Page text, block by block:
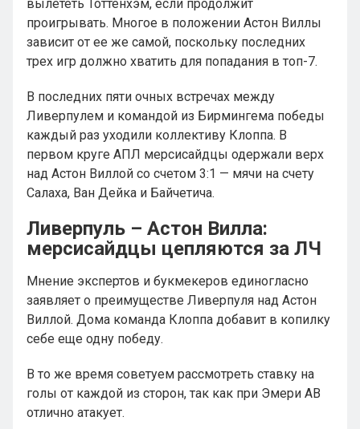
вылететь Тоттенхэм, если продолжит
проигрывать. Многое в положении Астон Виллы
зависит от ее же самой, поскольку последних
трех игр должно хватить для попадания в топ-7.
В последних пяти очных встречах между
Ливерпулем и командой из Бирмингема победы
каждый раз уходили коллективу Клоппа. В
первом круге АПЛ мерсисайдцы одержали верх
над Астон Виллой со счетом 3:1 — мячи на счету
Салаха, Ван Дейка и Байчетича.
Ливерпуль – Астон Вилла:
мерсисайдцы цепляются за ЛЧ
Мнение экспертов и букмекеров единогласно
заявляет о преимуществе Ливерпуля над Астон
Виллой. Дома команда Клоппа добавит в копилку
себе еще одну победу.
В то же время советуем рассмотреть ставку на
голы от каждой из сторон, так как при Эмери АВ
отлично атакует.